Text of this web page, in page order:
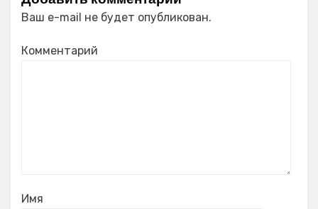
Ваш e-mail не будет опубликован.
Комментарий
Имя